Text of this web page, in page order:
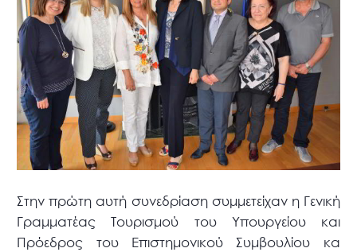
Στην πρώτη αυτή συνεδρίαση συμμετείχαν η Γενική
Γραμματέας Τουρισμού του Υπουργείου και
Πρόεδρος του Επιστημονικού Συμβουλίου κα